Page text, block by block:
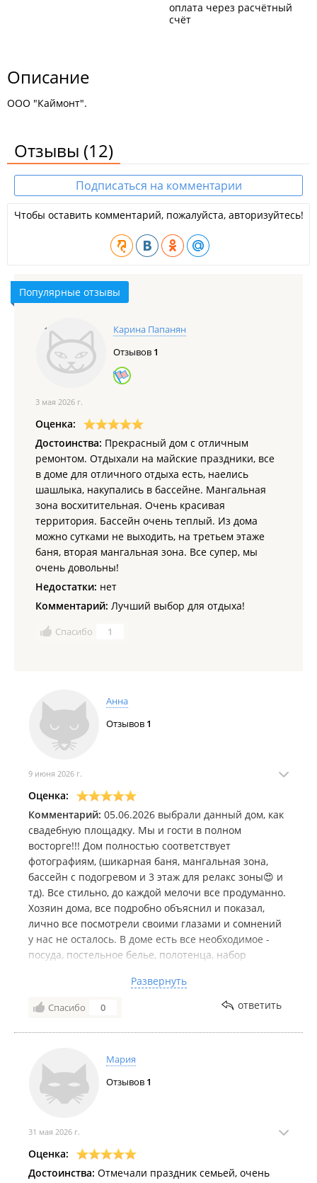
оплата через расчётный
счёт
Описание
ООО "Каймонт".
Отзывы (12)
Подписаться на комментарии
Чтобы оставить комментарий, пожалуйста, авторизуйтесь!
Популярные отзывы
Карина Папанян
Отзывов 1
3 мая 2026 г.
Оценка:
Достоинства: Прекрасный дом с отличным
ремонтом. Отдыхали на майские праздники, все
в доме для отличного отдыха есть, наелись
шашлыка, накупались в бассейне. Мангальная
зона восхитительная. Очень красивая
территория. Бассейн очень теплый. Из дома
можно сутками не выходить, на третьем этаже
баня, вторая мангальная зона. Все супер, мы
очень довольны!
Недостатки: нет
Комментарий: Лучший выбор для отдыха!
Спасибо 1
Анна
Отзывов 1
9 июня 2026 г.
Оценка:
Комментарий: 05.06.2026 выбрали данный дом, как
свадебную площадку. Мы и гости в полном
восторге!!! Дом полностью соответствует
фотографиям, (шикарная баня, мангальная зона,
бассейн с подогревом и 3 этаж для релакс зоны😍 и
тд). Все стильно, до каждой мелочи все продуманно.
Хозяин дома, все подробно объяснил и показал,
лично все посмотрели своими глазами и сомнений
у нас не осталось. В доме есть все необходимое -
посуда, постельное белье, полотенца, набор
Очень удобное месторасположение у дома, не
далеко от города, тихо, для отдыха от шумного
города самое то!! Евгений очень вежливый и
приятный хозяин. Всем гостям и нам молодоженам
раз. Рекомендуем данный дом как для отдыха, так и
для проведения любого мероприятия - свадьба,
день рождения, новый год и тд
Развернуть
Спасибо 0 ответить
Мария
Отзывов 1
31 мая 2026 г.
Оценка:
Достоинства: Отмечали праздник семьей, очень